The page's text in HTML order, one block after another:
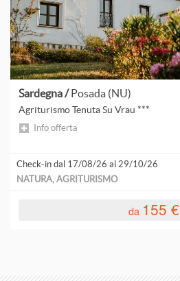
Sardegna /Posada (NU)
Agriturismo Tenuta Su Vrau ***
Info offerta
Check-in dal 17/08/26 al 29/10/26
NATURA, AGRITURISMO
da 155 €